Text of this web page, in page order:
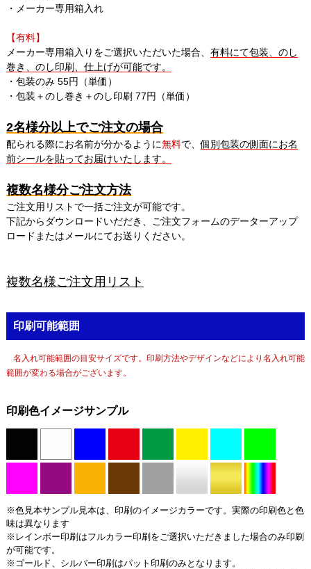
・メーカー専用箱入れ
【有料】
メーカー専用箱入りをご選択いただいた場合、 有料にて包装、のし
巻き、のし印刷、仕上げが可能です。
・包装のみ 55円（単価）
・包装＋のし巻き＋のし印刷 77円（単価）
2名様分以上でご注文の場合
配られる際にお名前が分かるように無料で、個別包装の側面にお名
前シールを貼ってお届けいたします。
複数名様分ご注文方法
ご注文用リストで一括ご注文が可能です。
下記からダウンロードいだだき、ご注文フォームのデーターアップ
ロードまたはメールにてお送りください。
複数名様ご注文用リスト
印刷可能範囲
名入れ可能範囲の目安サイズです。印刷方法やデザインなどにより名入れ可能
範囲が変わる場合がございます。
印刷色イメージサンプル
※色見本サンプル見本は、印刷のイメージカラーです。実際の印刷色と色
味は異なります
※レインボー印刷はフルカラー印刷をご選択いただきました場合のみ印刷
が可能です。
※ゴールド、シルバー印刷はパット印刷のみとなります。